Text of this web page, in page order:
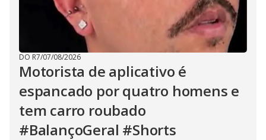
DO R7/07/08/2026
Motorista de aplicativo é
espancado por quatro homens e
tem carro roubado
#BalançoGeral #Shorts